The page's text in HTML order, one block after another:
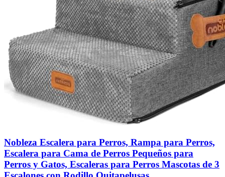
Nobleza Escalera para Perros, Rampa para Perros,
Escalera para Cama de Perros Pequeños para
Perros y Gatos, Escaleras para Perros Mascotas de 3